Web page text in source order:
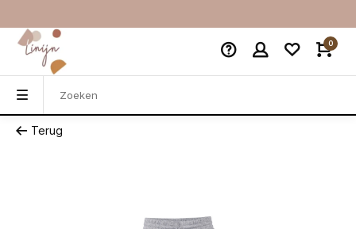
0
Terug